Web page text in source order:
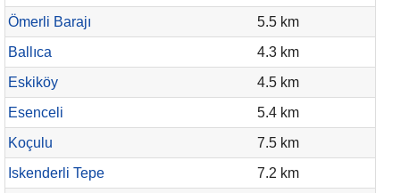
Ömerli Barajı
5.5 km
Ballıca
4.3 km
Eskiköy
4.5 km
Esenceli
5.4 km
Koçulu
7.5 km
Iskenderli Tepe
7.2 km